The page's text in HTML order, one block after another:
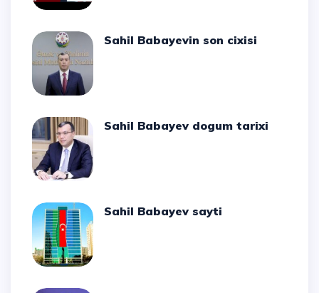
Sahil Babayevin son cixisi
Sahil Babayev dogum tarixi
Sahil Babayev sayti